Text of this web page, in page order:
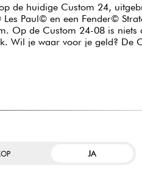
de huidige Custom 24,
Paul© en een Fender©
Op de Custom 24-08 is niets
Wil je waar voor je geld? De
JA